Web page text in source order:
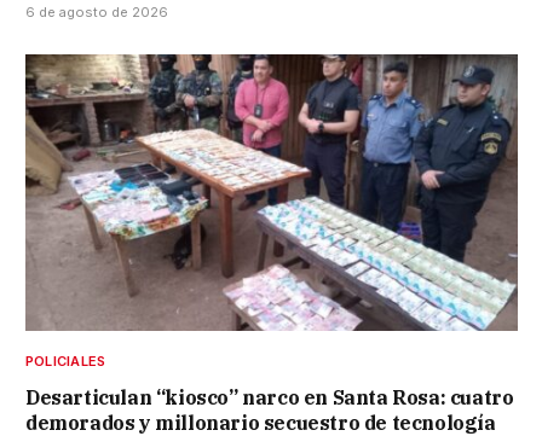
6 de agosto de 2026
POLICIALES
Desarticulan “kiosco” narco en Santa Rosa: cuatro
demorados y millonario secuestro de tecnología